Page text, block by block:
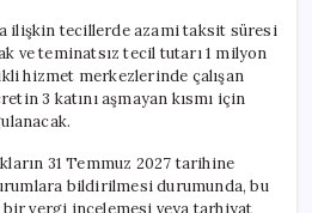
ilişkin tecillerde azami taksit süresi
ve teminatsız tecil tutarı 1 milyon
hizmet merkezlerinde çalışan
3 katını aşmayan kısmı için
31 Temmuz 2027 tarihine
bildirilmesi durumunda, bu
vergi incelemesi veya tarhiyat